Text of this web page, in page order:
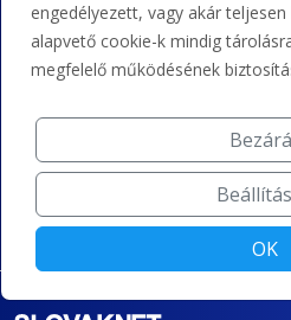
+36 202 343 883
admin@zoner.hu
Elfogadunk kártyás fizetést,
átutalást és kreditet.
engedélyezett, vagy akár
alapvető cookie-k mindig
megfelelő működésének
OK